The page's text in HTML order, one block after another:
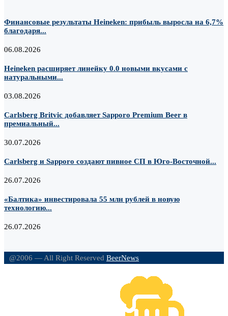
Финансовые результаты Heineken: прибыль выросла на 6,7%
благодаря...
06.08.2026
Heineken расширяет линейку 0.0 новыми вкусами с
натуральными...
03.08.2026
Carlsberg Britvic добавляет Sapporo Premium Beer в
премиальный...
30.07.2026
Carlsberg и Sapporo создают пивное СП в Юго-Восточной...
26.07.2026
«Балтика» инвестировала 55 млн рублей в новую
технологию...
26.07.2026
@2006 — All Right Reserved BeerNews